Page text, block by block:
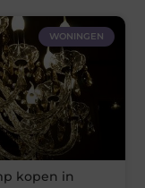
WONINGEN
kopen in